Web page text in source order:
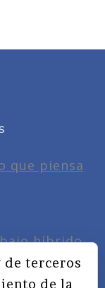
que piensa
híbrido
terceros
de la